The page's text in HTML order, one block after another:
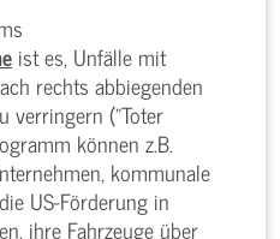
ist es, Unfälle mit
rechts abbiegenden
verringern ("Toter
können z.B.
kommunale
US-Förderung in
ihre Fahrzeuge über